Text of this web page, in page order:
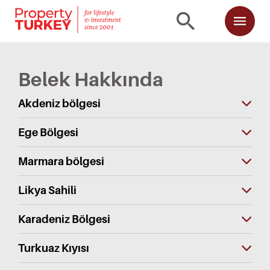
Belek Hakkında
Akdeniz bölgesi
Ege Bölgesi
Marmara bölgesi
Likya Sahili
Karadeniz Bölgesi
Turkuaz Kıyısı